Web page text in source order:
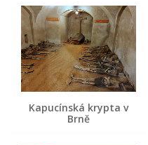
Kapucínská krypta v
Brně